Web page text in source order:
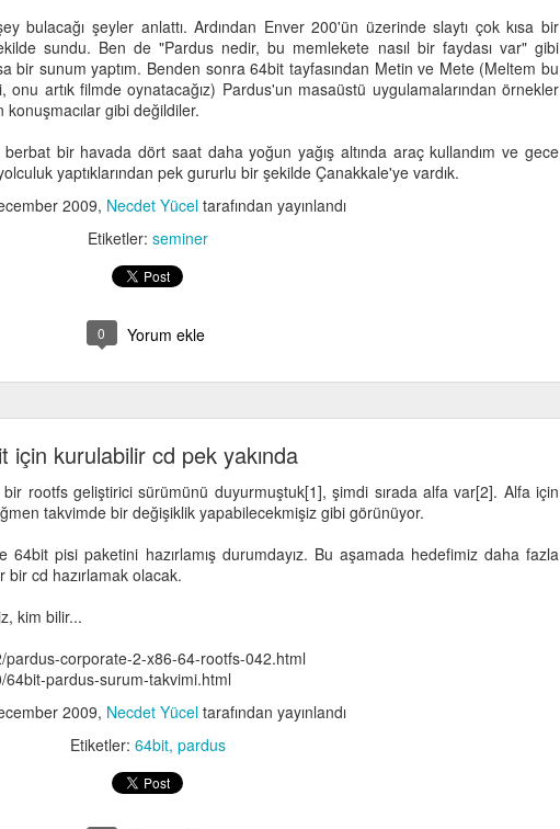
bulacağı şeyler anlattı. Ardından Enver 200'ün üzerinde slaytı çok kısa bir
sundu. Ben de "Pardus nedir, bu memlekete nasıl bir faydası var" gibi
bir sunum yaptım. Benden sonra 64bit tayfasından Metin ve Mete (Meltem bu
onu artık filmde oynatacağız) Pardus'un masaüstü uygulamalarından örnekler
gibi değildiler.
bir havada dört saat daha yoğun yağış altında araç kullandım ve gece
yaptıklarından pek gururlu bir şekilde Çanakkale'ye vardık.
2009, Necdet Yüceltarafından yayınlandı
Etiketler: seminer
0 Yorum ekle
için kurulabilir cd pek yakında
rootfs geliştirici sürümünü duyurmuştuk[1], şimdi sırada alfa var[2]. Alfa için
takvimde bir değişiklik yapabilecekmişiz gibi görünüyor.
pisi paketini hazırlamış durumdayız. Bu aşamada hedefimiz daha fazla
bir cd hazırlamak olacak.
kim bilir...
corporate-2-x86-64-rootfs-042.html
pardus-surum-takvimi.html
2009, Necdet Yüceltarafından yayınlandı
Etiketler: 64bit pardus